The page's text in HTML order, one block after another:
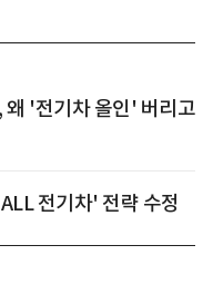
'전기차 올인' 버리고
전기차' 전략 수정